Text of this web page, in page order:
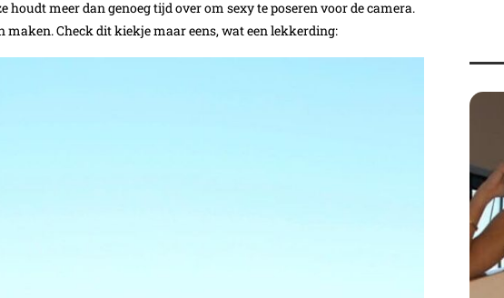
meer dan genoeg tijd over om sexy te poseren voor de camera.
maken. Check dit kiekje maar eens, wat een lekkerding: